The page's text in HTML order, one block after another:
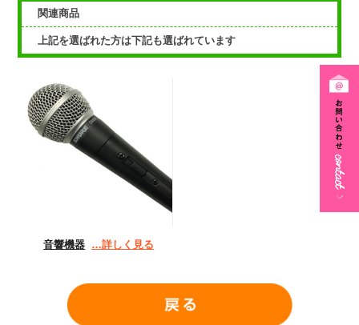
関連商品
上記を選ばれた方は下記も選ばれています
音響機器 …詳しく見る